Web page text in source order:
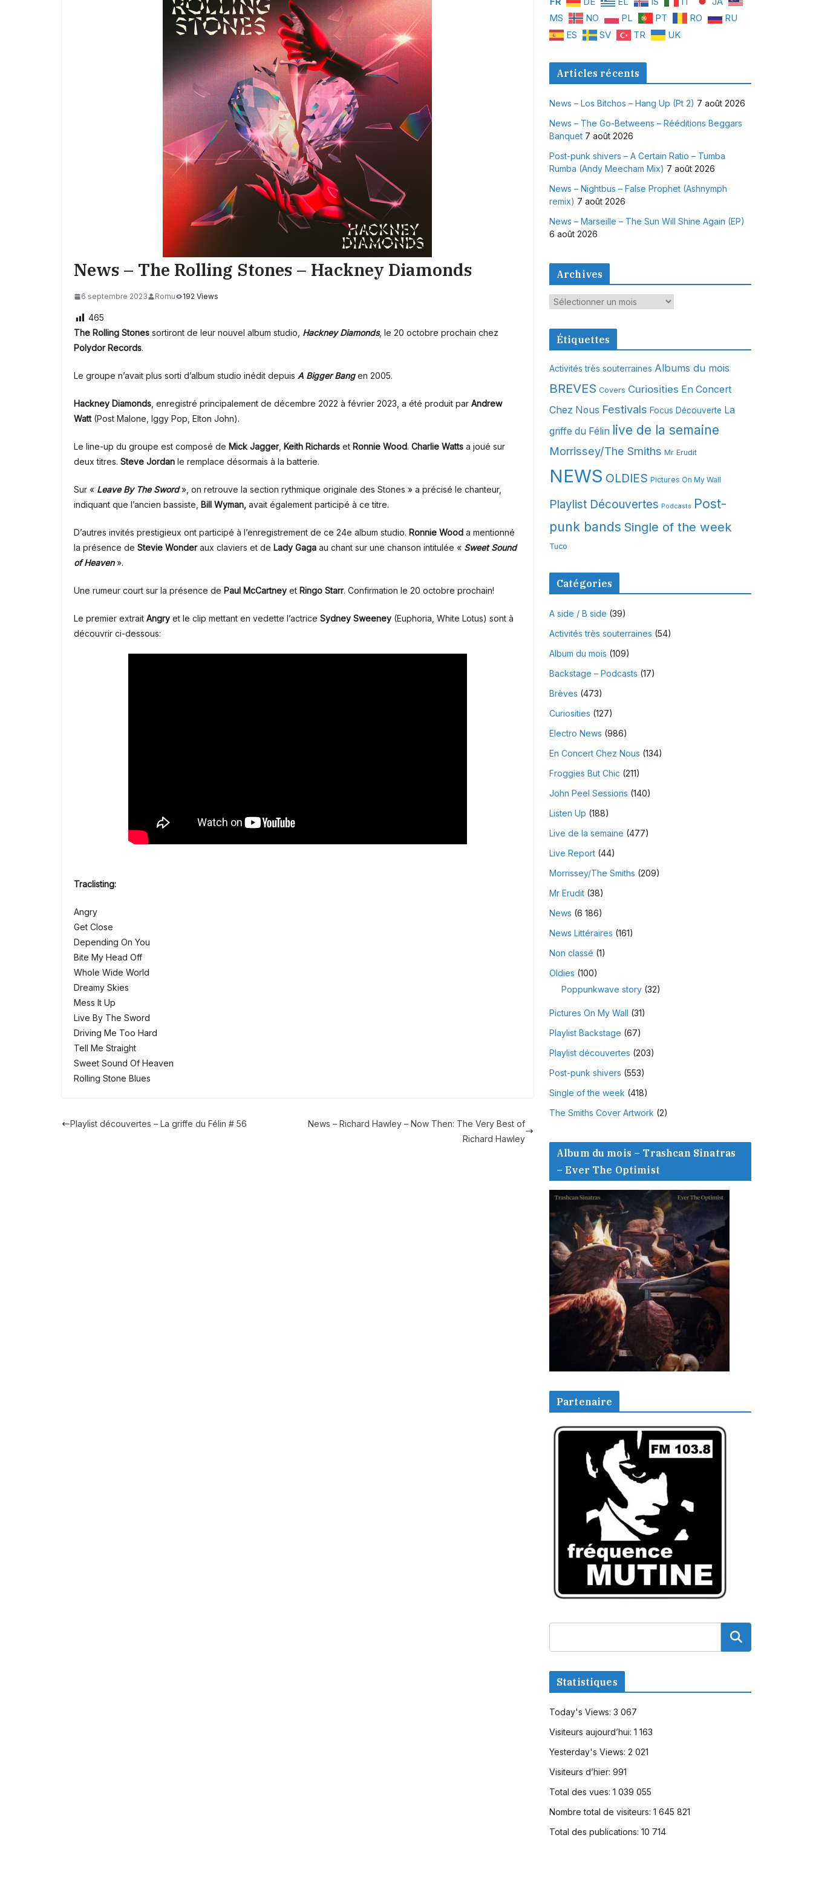
News – The Rolling Stones – Hackney Diamonds
6 septembre 2023 Romu 192 Views
465
The Rolling Stones sortiront de leur nouvel album studio, Hackney Diamonds, le 20 octobre prochain chez
Polydor Records.
Le groupe n’avait plus sorti d’album studio inédit depuis A Bigger Bangen 2005.
Hackney Diamonds , enregistré principalement de décembre 2022 à février 2023, a été produit par Andrew
Watt(Post Malone, Iggy Pop, Elton John).
Le line-up du groupe est composé de Mick Jagger, Keith Richards et Ronnie Wood. Charlie Watts a joué sur
deux titres. Steve Jordan le remplace désormais à la batterie.
Sur « Leave By The Sword », on retrouve la section rythmique originale des Stones » a précisé le chanteur,
indiquant que l’ancien bassiste, Bill Wyman, avait également participé à ce titre.
D’autres invités prestigieux ont participé à l’enregistrement de ce 24e album studio. Ronnie Wood a mentionné
la présence de Stevie Wonderaux claviers et de Lady Gaga au chant sur une chanson intitulée « Sweet Sound
of Heaven ».
Une rumeur court sur la présence de Paul McCartney et Ringo Starr. Confirmation le 20 octobre prochain!
Le premier extrait Angry et le clip mettant en vedette l’actrice Sydney Sweeney (Euphoria, White Lotus) sont à
découvrir ci-dessous:
Traclisting:
Angry
Get Close
Depending On You
Bite My Head Off
Whole Wide World
Dreamy Skies
Mess It Up
Live By The Sword
Driving Me Too Hard
Tell Me Straight
Sweet Sound Of Heaven
Rolling Stone Blues
Playlist découvertes – La griffe du Félin # 56
News – Richard Hawley – Now Then: The Very Best of
Richard Hawley
MS
NO PL PT RO
RU
ES
SV TR UK
Articles récents
News – Los Bitchos – Hang Up (Pt 2) 7 août 2026
News – The Go-Betweens – Rééditions Beggars
Banquet 7 août 2026
Post-punk shivers – A Certain Ratio – Tumba
Rumba (Andy Meecham Mix) 7 août 2026
News – Nightbus – False Prophet (Ashnymph
remix) 7 août 2026
News – Marseille – The Sun Will Shine Again (EP)
6 août 2026
Archives
A
c
e
s
Étiquettes
Activités très souterraines Albums du mois
BREVES Covers Curiosities En Concert
Chez Nous Festivals Focus Découverte La
griffe du Félin live de la semaine
Morrissey/The Smiths Mr Erudit
NEWS OLDIES Pictures On My Wall
Playlist Découvertes Podcasts Post-
punk bands Single of the week
Tuco
Catégories
A side / B side (39)
Activités très souterraines (54)
Album du mois (109)
Backstage – Podcasts (17)
Brèves (473)
Curiosities (127)
Electro News (986)
En Concert Chez Nous (134)
Froggies But Chic (211)
John Peel Sessions (140)
Listen Up (188)
Live de la semaine (477)
Live Report(44)
Morrissey/The Smiths (209)
Mr Erudit(38)
News (6 186)
News Littéraires (161)
Non classé (1)
Oldies (100)
Poppunkwave story(32)
Pictures On My Wall (31)
Playlist Backstage (67)
Playlist découvertes (203)
Post-punk shivers (553)
Single of the week (418)
The Smiths Cover Artwork (2)
Album du mois – Trashcan Sinatras
– Ever The Optimist
Partenaire
Statistiques
Today's Views: 3 067
Visiteurs aujourd’hui: 1 163
Yesterday's Views: 2 021
Visiteurs d’hier: 991
Total des vues: 1 039 055
Nombre total de visiteurs: 1 645 821
Total des publications: 10 714